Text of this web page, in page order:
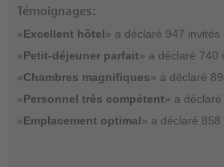
Témoignages:
«Excellent hôtel» a déclaré 947 invités
«Petit-déjeuner parfait» a déclaré 740
«Chambres magnifiques» a déclaré
«Personnel très compétent» a
«Emplacement optimal» a déclaré 858